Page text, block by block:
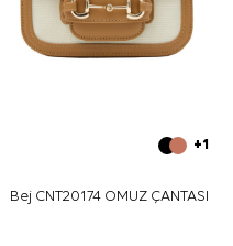
+1
Bej CNT20174 OMUZ ÇANTASI